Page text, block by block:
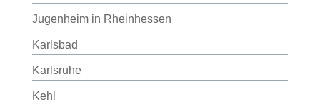
Jugenheim in Rheinhessen
Karlsbad
Karlsruhe
Kehl